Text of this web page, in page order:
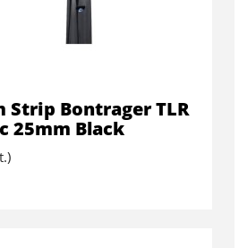
Strip Bontrager TLR
25mm Black